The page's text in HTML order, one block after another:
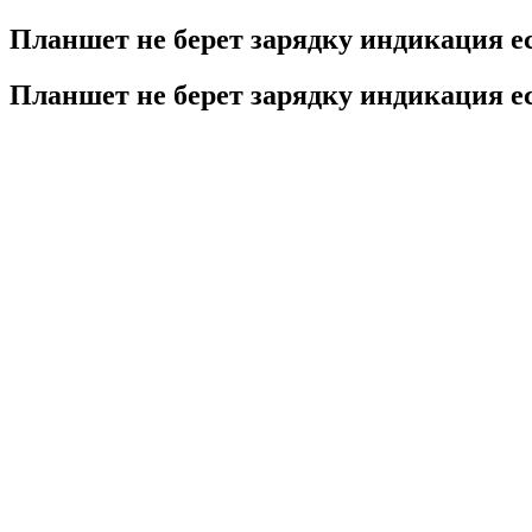
Планшет не берет зарядку индикация
Планшет не берет зарядку индикация